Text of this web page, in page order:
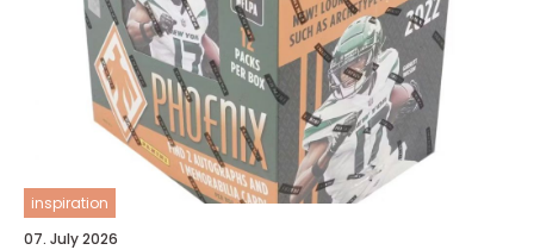
inspiration
07. July 2026